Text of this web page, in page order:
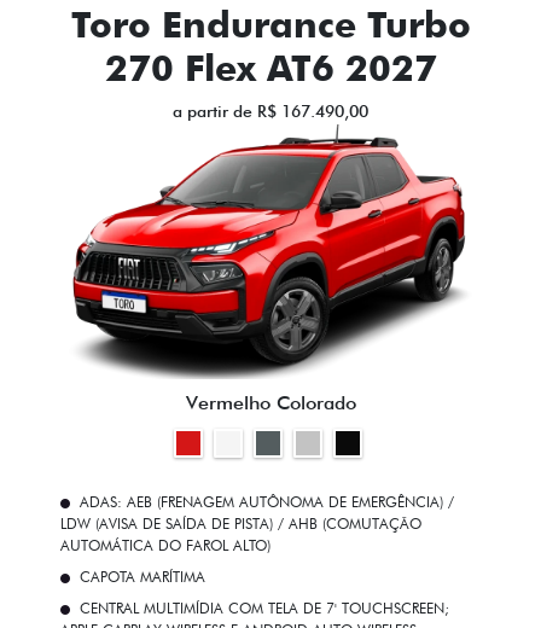
Toro Endurance Turbo
270 Flex AT6 2027
a partir de R$ 167.490,00
Vermelho Colorado
ADAS: AEB (FRENAGEM AUTÔNOMA DE EMERGÊNCIA) /
LDW (AVISA DE SAÍDA DE PISTA) / AHB (COMUTAÇÃO
AUTOMÁTICA DO FAROL ALTO)
CAPOTA MARÍTIMA
CENTRAL MULTIMÍDIA COM TELA DE 7' TOUCHSCREEN;